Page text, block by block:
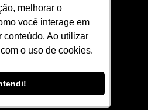
melhorar o
você interage em
conteúdo. Ao utilizar
o uso de cookies.
Web Summit Rio
NRF2026
0001-17